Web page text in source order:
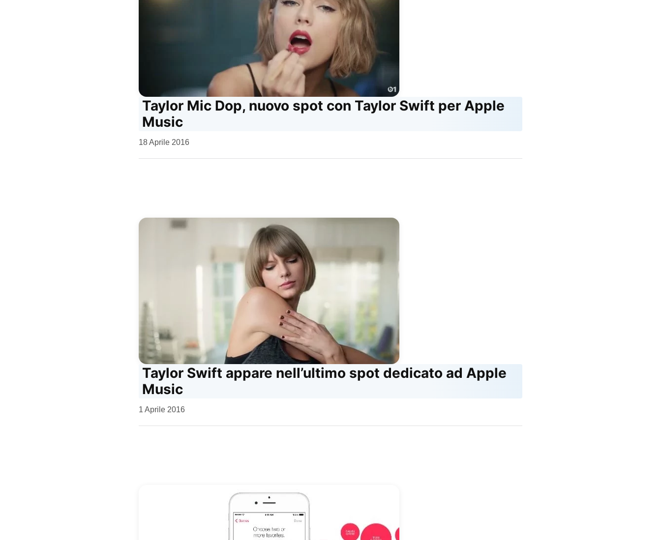
Taylor Mic Dop, nuovo spot con Taylor Swift per Apple
Music
da
18 Aprile 2016
Taylor Swift appare nell’ultimo spot dedicato ad Apple
Music
da
1 Aprile 2016